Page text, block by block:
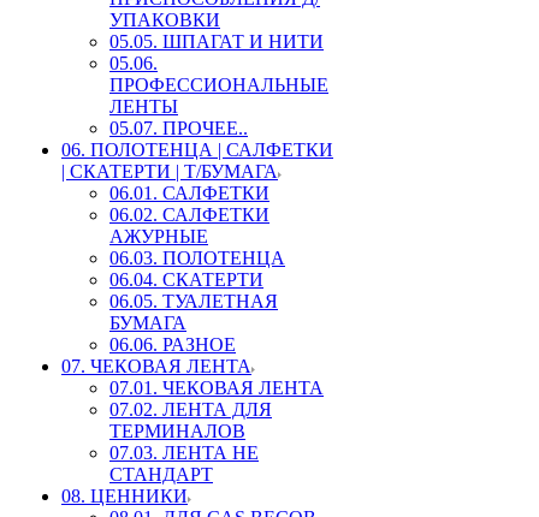
УПАКОВКИ
05.05. ШПАГАТ И НИТИ
05.06.
ПРОФЕССИОНАЛЬНЫЕ
ЛЕНТЫ
05.07. ПРОЧЕЕ..
06. ПОЛОТЕНЦА | САЛФЕТКИ
| СКАТЕРТИ | Т/БУМАГА
06.01. САЛФЕТКИ
06.02. САЛФЕТКИ
АЖУРНЫЕ
06.03. ПОЛОТЕНЦА
06.04. СКАТЕРТИ
06.05. ТУАЛЕТНАЯ
БУМАГА
06.06. РАЗНОЕ
07. ЧЕКОВАЯ ЛЕНТА
07.01. ЧЕКОВАЯ ЛЕНТА
07.02. ЛЕНТА ДЛЯ
ТЕРМИНАЛОВ
07.03. ЛЕНТА НЕ
СТАНДАРТ
08. ЦЕННИКИ